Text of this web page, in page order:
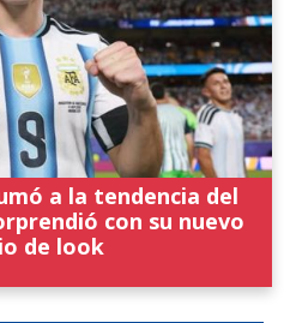
a la tendencia del
con su nuevo
de look